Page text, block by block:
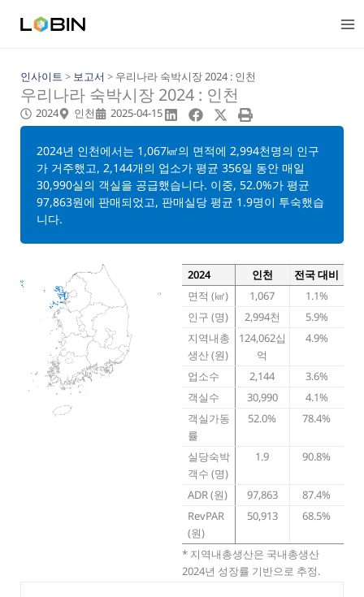
인사이트 > 보고서 > 우리나라 숙박시장 2024 : 인천
우리나라 숙박시장 2024 : 인천
2024 인천 2025-04-15
2024년 인천에서는 1,067㎢의 면적에 2,994천명의 인구
가 거주했고, 2,144개의 업소가 평균 356일 동안 매일
30,990실의 객실을 공급했습니다. 이중, 52.0%가 평균
97,863원에 판매되었고, 판매실당 평균 1.9명이 투숙했습
니다.
2024 인천
전국 대비
면적 (㎢)
1,067
1.1%
인구 (명)
2,994천
5.9%
지역내총
생산 (원)
124,062십
억
4.9%
업소수 2,144
3.6%
객실수
30,990
4.1%
객실가동
률
52.0% 78.4%
실당숙박
객수 (명)
1.9 90.8%
ADR (원) 97,863
87.4%
RevPAR
(원)
50,913 68.5%
* 지역내총생산은 국내총생산
2024년 성장률 기반으로 추정.